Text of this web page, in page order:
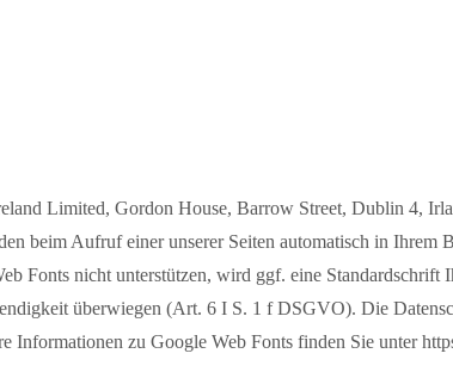
Limited, Gordon House, Barrow Street, Dublin 4,
beim Aufruf einer unserer Seiten automatisch in Ihrem
Fonts nicht unterstützen, wird ggf. eine Standardschrift
überwiegen (Art. 6 I S. 1 f DSGVO). Die
Informationen zu Google Web Fonts finden Sie unter